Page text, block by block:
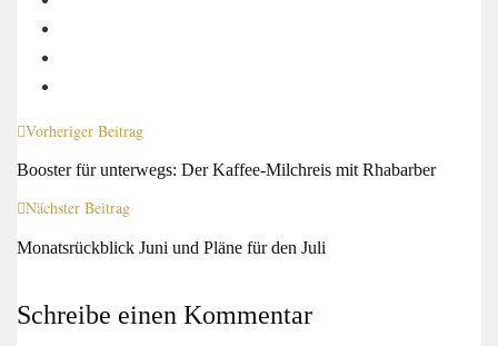
Vorheriger Beitrag
Booster für unterwegs: Der Kaffee-Milchreis mit Rhabarber
Nächster Beitrag
Monatsrückblick Juni und Pläne für den Juli
Schreibe einen Kommentar